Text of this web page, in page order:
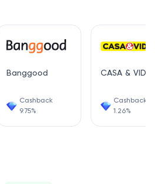
Banggood
Cashback
9.75%
CASA &
Cashback
1.26%